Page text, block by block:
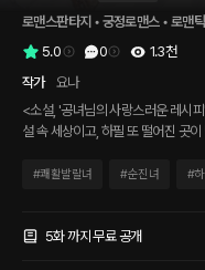
로맨스판타지 • 궁정로맨스 • 로맨
5.0
0 1.3천
작가
요나
<소설, '공녀님의 사랑스러운 레시피'에 오신 것
설 속 세상이고, 하필 또 떨어진 곳
격적이었다. "케이티가 죽었다고요?" 소설 속 여주인공이 죽어버린데다가, "아이가 넷?"
소설이니까, 요리로 엔딩을 보겠어." 이후 하은의 앞으로 창이 하나 더 생성되지만, 그 사
#쾌활발랄녀 #순진녀 #
5화 까지 무료 공개